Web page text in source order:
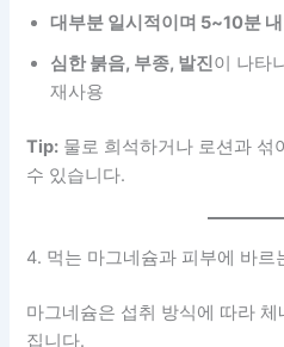
대부분 일시적이며 5~10분
심한 붉음, 부종, 발진이 나타
재사용
Tip: 물로 희석하거나 로션과 섞
수 있습니다.
4. 먹는 마그네슘과 피부에 바르
마그네슘은 섭취 방식에 따라
집니다.